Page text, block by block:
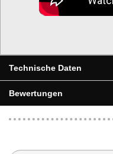
Technische Daten
Bewertungen